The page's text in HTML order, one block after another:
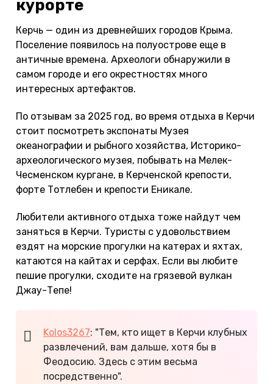
курорте
Керчь — один из древнейших городов Крыма.
Поселение появилось на полуострове еще в
античные времена. Археологи обнаружили в
самом городе и его окрестностях много
интересных артефактов.
По отзывам за 2025 год, во время отдыха в Керчи
стоит посмотреть экспонаты Музея
океанографии и рыбного хозяйства, Историко-
археологического музея, побывать на Мелек-
Чесменском кургане, в Керченской крепости,
форте Тотлебен и крепости Еникале.
Любители активного отдыха тоже найдут чем
заняться в Керчи. Туристы с удовольствием
ездят на морские прогулки на катерах и яхтах,
катаются на кайтах и серфах. Если вы любите
пешие прогулки, сходите на грязевой вулкан
Джау-Тепе!
Kolos3267: "Тем, кто ищет в Керчи клубных
развлечений, вам дальше, хотя бы в
Феодосию. Здесь с этим весьма
посредственно".